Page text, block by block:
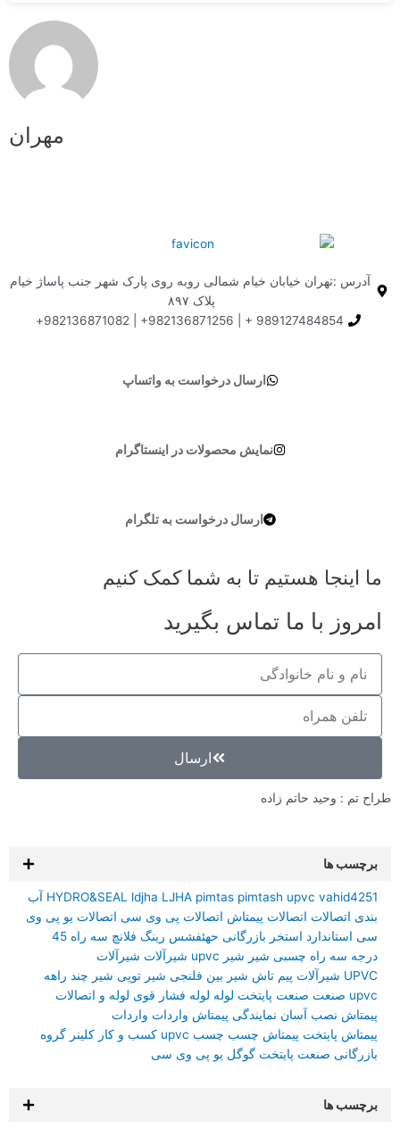
خیابان خیام شمالی روبه روی پارک شهر جنب پاساژ خیام
989127484854 + | 982136871256+ |
ارسال درخواست به واتساپ
نمایش محصولات در اینستاگرام
ارسال درخواست به تلگرام
هستیم تا به شما کمک کنیم
با ما تماس بگیرید
حاتم زاده
HYDRO&SEAL ldjha LJHA pimtas pimtash upvc
آب
اتصالات پیمتاش اتصالات پی وی سی اتصالات یو پی وی
استخر بازرگانی حهئفشس رینگ فلانچ
سه راه 45
راه چسبی شیر شیر upvc شیرآلات شیرآلات
شیرآلات پیم تاش شیر بین فلنجی شیر توپی
شیر چند راهه
صنعت پایتخت لوله لوله فشار قوی لوله و اتصالات
نصب آسان نمایندگی پیمتاش واردات واردات
پایتخت پیمتاش چسب چسب upvc کسب و کار کلینر گروه
صنعت پایتخت گوگل یو پی وی سی